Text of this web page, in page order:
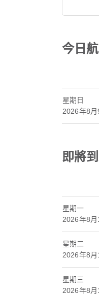
今日
星期日
2026年8月
即將
星期一
2026年8月
星期二
2026年8月
星期三
2026年8月